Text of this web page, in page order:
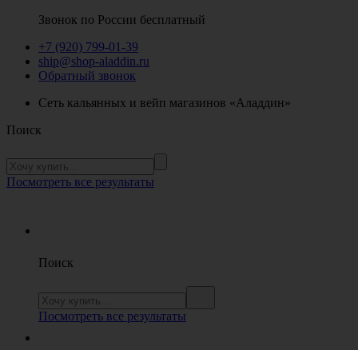
Звонок по России бесплатный
+7 (920) 799-01-39
ship@shop-aladdin.ru
Обратный звонок
Сеть кальянных и вейп магазинов «Аладдин»
Поиск
Посмотреть все результаты
Поиск
Посмотреть все результаты